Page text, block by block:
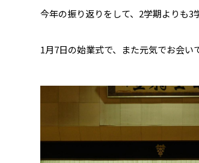
今年の振り返りをして、2学期よりも3
1月7日の始業式で、また元気でお会い